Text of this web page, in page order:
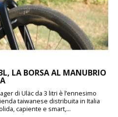
LA BORSA AL MANUBRIO
di Uläc da 3 litri è l’ennesimo
taiwanese distribuita in Italia
capiente e smart,...